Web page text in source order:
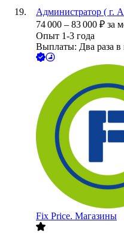
Администратор ( г.
74 000 – 83 000 ₽ за
Опыт 1-3 года
Выплаты: Два раза в
Fix Price. Магазины